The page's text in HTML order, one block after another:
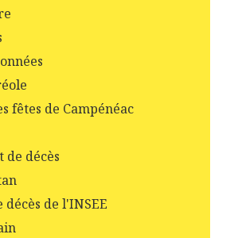
fêtes de Campénéac
de décès
de l'INSEE